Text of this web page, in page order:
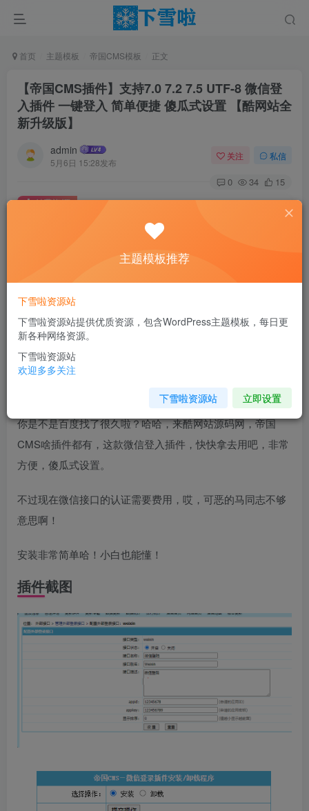
首页 主题模板 帝国CMS模板 正文
【帝国CMS插件】支持7.0 7.2 7.5 UTF-8 微信登
入插件 一键登入 简单便捷 傻瓜式设置 【酷网站全
新升级版】
admin
5月6日 15:28发布
关注 私信
0 34 15
此内容为付费资源，请付费后查看
0.01
黄金会员
立即购买
付费资源
你是不是百度找了很久啦？哈哈，来酷网站源码网，帝国
CMS啥插件都有，这款微信登入插件，快快拿去用吧，非常
方便，傻瓜式设置。
不过现在微信接口的认证需要费用，哎，可恶的马同志不够
意思啊！
安装非常简单哈！小白也能懂！
插件截图
主题模板推荐
下雪啦资源站
下雪啦资源站提供优质资源，包含WordPress主题模板，每日更
新各种网络资源。
下雪啦资源站
欢迎多多关注
下雪啦资源站 立即设置